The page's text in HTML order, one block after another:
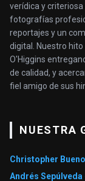
verídica y criteriosa
fotografías
reportajes y un
digital. Nuestro
O'Higgins
de calidad, y
fiel amigo de sus
NUESTRA
Christopher Bueno
Andrés Sepúlveda